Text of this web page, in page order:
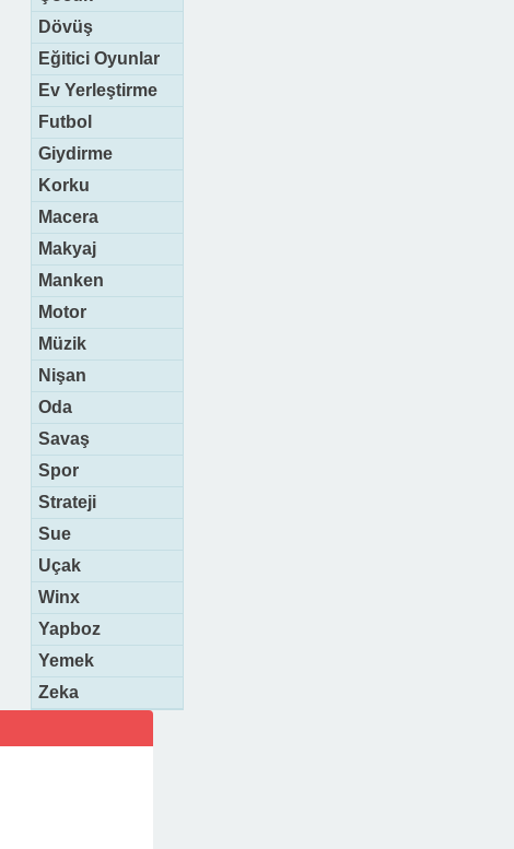
Dövüş
Eğitici Oyunlar
Ev Yerleştirme
Futbol
Giydirme
Korku
Macera
Makyaj
Manken
Motor
Müzik
Nişan
Oda
Savaş
Spor
Strateji
Sue
Uçak
Winx
Yapboz
Yemek
Zeka